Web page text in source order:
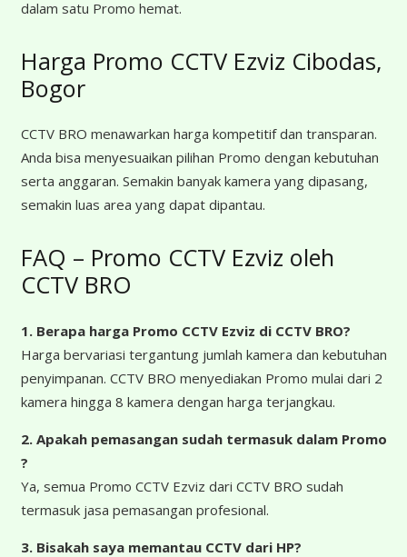
dalam satu Promo hemat.
Harga Promo CCTV Ezviz Cibodas,
Bogor
CCTV BRO menawarkan harga kompetitif dan transparan.
Anda bisa menyesuaikan pilihan Promo dengan kebutuhan
serta anggaran. Semakin banyak kamera yang dipasang,
semakin luas area yang dapat dipantau.
FAQ – Promo CCTV Ezviz oleh
CCTV BRO
1. Berapa harga Promo CCTV Ezviz di CCTV BRO?
Harga bervariasi tergantung jumlah kamera dan kebutuhan
penyimpanan. CCTV BRO menyediakan Promo mulai dari 2
kamera hingga 8 kamera dengan harga terjangkau.
2. Apakah pemasangan sudah termasuk dalam Promo
?
Ya, semua Promo CCTV Ezviz dari CCTV BRO sudah
termasuk jasa pemasangan profesional.
3. Bisakah saya memantau CCTV dari HP?